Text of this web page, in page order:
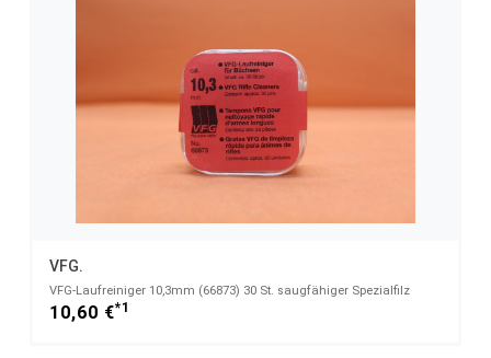
VFG.
VFG-Laufreiniger 10,3mm (66873) 30 St. saugfähiger Spezialfilz
10,60 €*1